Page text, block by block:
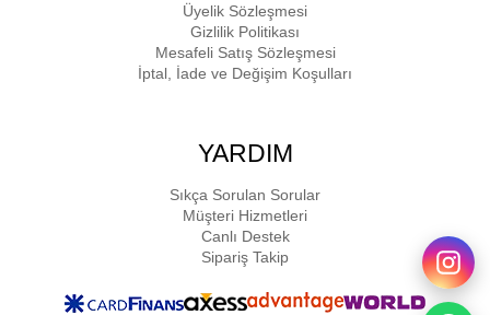
Üyelik Sözleşmesi
Gizlilik Politikası
Mesafeli Satış Sözleşmesi
İptal, İade ve Değişim Koşulları
YARDIM
Sıkça Sorulan Sorular
Müşteri Hizmetleri
Canlı Destek
Sipariş Takip